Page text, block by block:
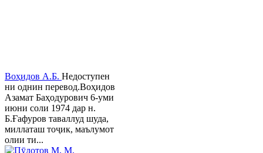
Воҳидов А.Б. Недоступен
ни однин перевод.Воҳидов
Азамат Баҳодурович 6-уми
июни соли 1974 дар н.
Б.Ғафуров таваллуд шуда,
миллаташ тоҷик, маълумот
олии ти...